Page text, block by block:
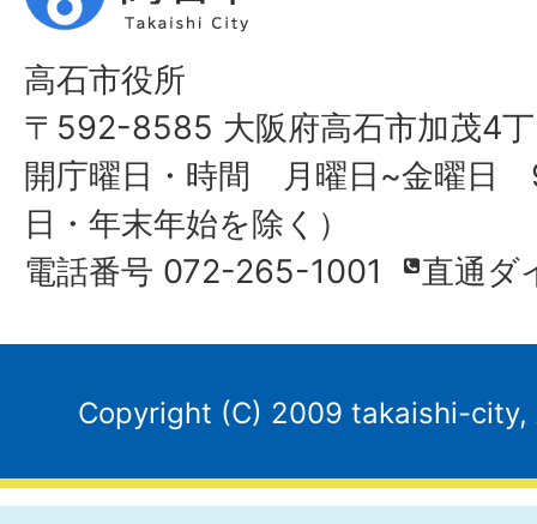
高石市役所
〒592-8585 大阪府高石市加茂4丁
開庁曜日・時間 月曜日~金曜日
日・年末年始を除く）
電話番号 072-265-1001
直通ダ
Copyright (C) 2009 takaishi-city,